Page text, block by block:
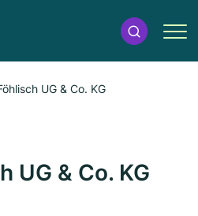
UG & Co. KG
UG & Co. KG